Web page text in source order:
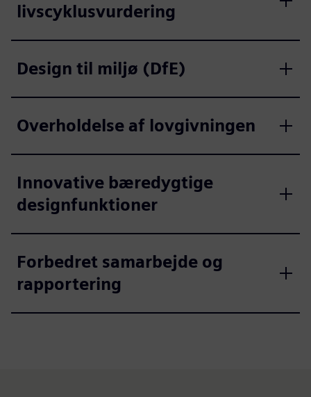
livscyklusvurdering
Design til miljø (DfE)
Overholdelse af lovgivningen
Innovative bæredygtige
designfunktioner
Forbedret samarbejde og
rapportering